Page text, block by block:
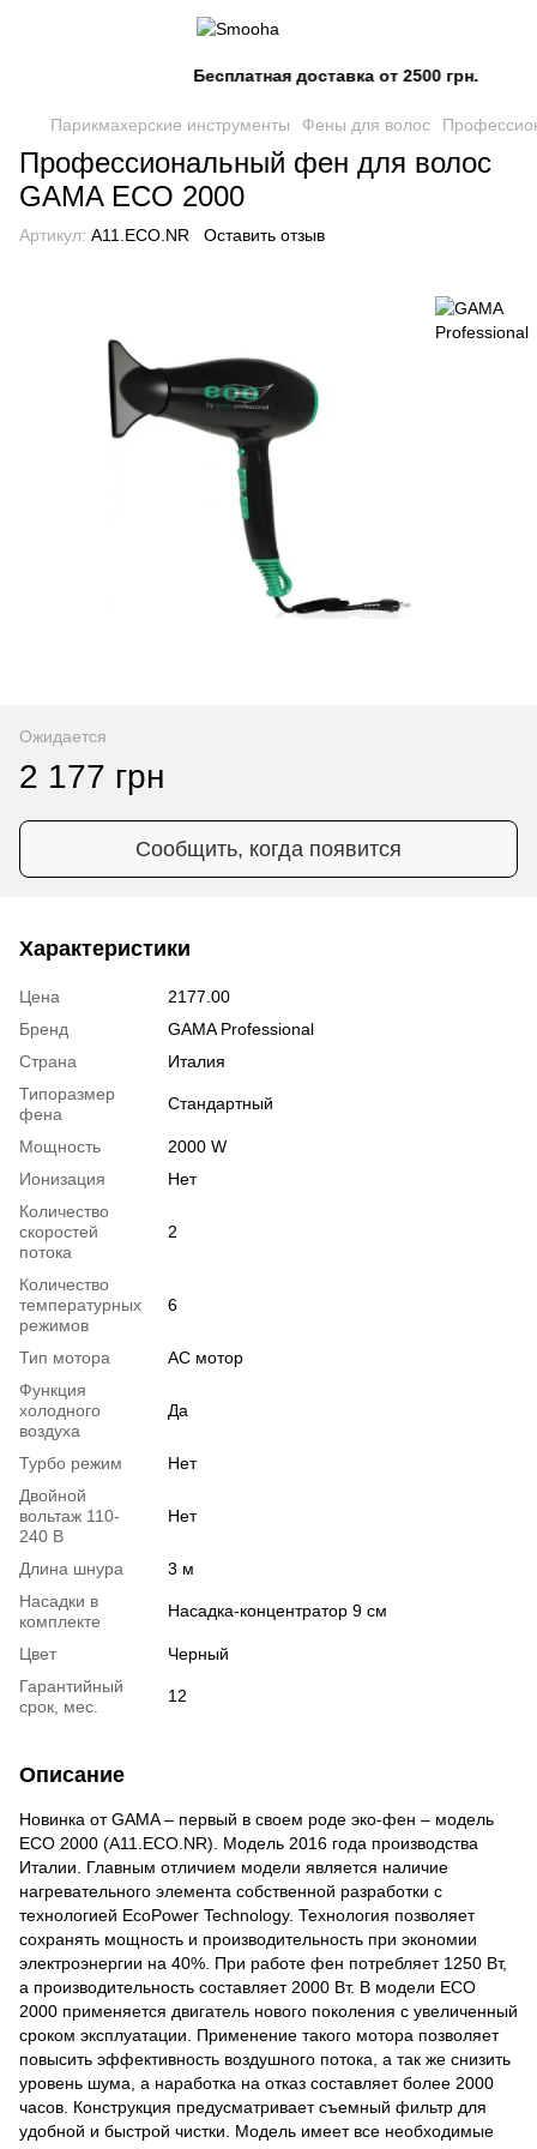
Бесплатная доставка от 2500 грн.
Парикмахерские инструменты Фены для волос
Профессиональный фен для волос
GAMA ECO 2000
Артикул: A11.ECO.NR Оставить отзыв
Ожидается
2 177 грн
Сообщить, когда появится
Характеристики
Цена
2177.00
Бренд
GAMA Professional
Страна
Италия
Типоразмер
фена
Стандартный
Мощность
2000 W
Ионизация
Нет
Количество
скоростей
потока
2
Количество
температурных
режимов
6
Тип мотора
АС мотор
Функция
холодного
воздуха
Да
Турбо режим
Нет
Двойной
вольтаж 110-
240 В
Нет
Длина шнура
3 м
Насадки в
комплекте
Насадка-концентратор 9 см
Цвет
Черный
Гарантийный
срок, мес.
12
Описание
Новинка от GAMA – первый в своем роде эко-фен – модель
ECO 2000 (A11.ECO.NR). Модель 2016 года производства
Италии. Главным отличием модели является наличие
нагревательного элемента собственной разработки с
технологией EcoPower Technology. Технология позволяет
сохранять мощность и производительность при экономии
электроэнергии на 40%. При работе фен потребляет 1250 Вт,
а производительность составляет 2000 Вт. В модели ECO
2000 применяется двигатель нового поколения с увеличенный
сроком эксплуатации. Применение такого мотора позволяет
повысить эффективность воздушного потока, а так же снизить
уровень шума, а наработка на отказ составляет более 2000
часов. Конструкция предусматривает съемный фильтр для
удобной и быстрой чистки. Модель имеет все необходимые